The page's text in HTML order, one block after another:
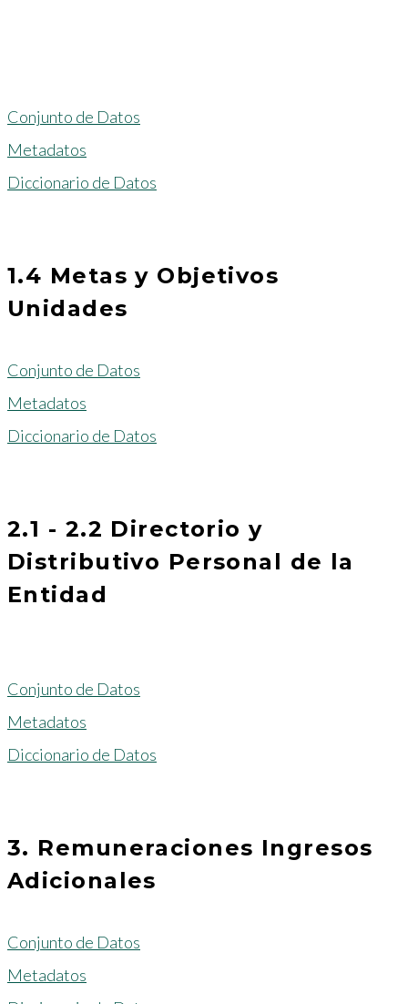
Conjunto de Datos
Metadatos
Diccionario de Datos
1.4 Metas y Objetivos
Unidades
Conjunto de Datos
Metadatos
Diccionario de Datos
2.1 - 2.2 Directorio y
Distributivo Personal de la
Entidad
Conjunto de Datos
Metadatos
Diccionario de Datos
3. Remuneraciones Ingresos
Adicionales
Conjunto de Datos
Metadatos